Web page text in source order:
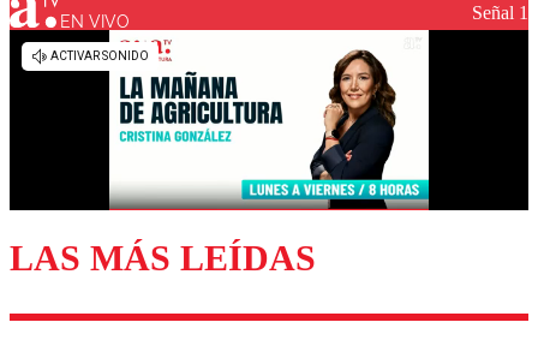
Los comentarios son moderados para garantizar un
diálogo respetuoso.
Enviar comentario
EN VIVO Señal 1
LAS MÁS LEÍDAS